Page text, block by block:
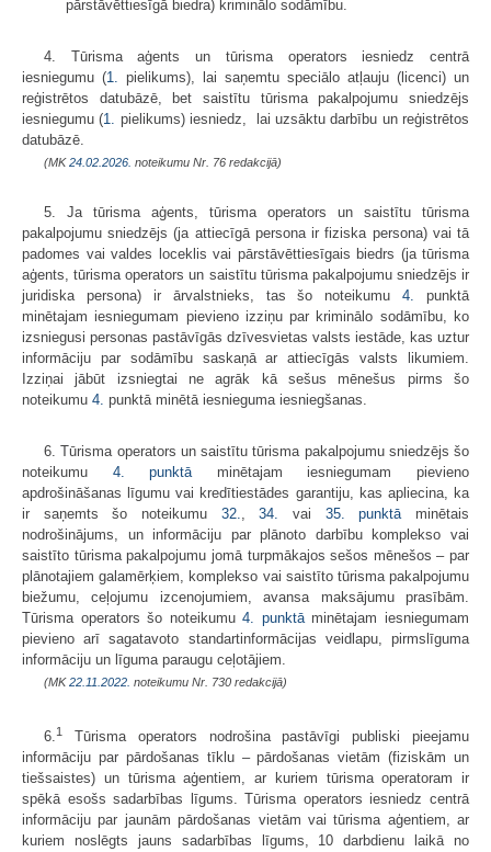
pārstāvēttiesīgā biedra) kriminālo sodāmību.
4. Tūrisma aģents un tūrisma operators iesniedz centrā
iesniegumu (1.
pielikums), lai saņemtu speciālo atļauju (licenci) un
reģistrētos datubāzē, bet saistītu tūrisma pakalpojumu sniedzējs
iesniegumu (1.
pielikums) iesniedz, lai uzsāktu darbību un reģistrētos
datubāzē.
(MK24.02.2026. noteikumu Nr. 76 redakcijā)
5. Ja tūrisma aģents, tūrisma operators un saistītu tūrisma
pakalpojumu sniedzējs (ja attiecīgā persona ir fiziska persona) vai tā
padomes vai valdes loceklis vai pārstāvēttiesīgais biedrs (ja tūrisma
aģents, tūrisma operators un saistītu tūrisma pakalpojumu sniedzējs ir
juridiska persona) ir ārvalstnieks, tas šo noteikumu4.
punktā
minētajam iesniegumam pievieno izziņu par kriminālo sodāmību, ko
izsniegusi personas pastāvīgās dzīvesvietas valsts iestāde, kas uztur
informāciju par sodāmību saskaņā ar attiecīgās valsts likumiem.
Izziņai jābūt izsniegtai ne agrāk kā sešus mēnešus pirms šo
noteikumu 4. punktā minētā iesnieguma iesniegšanas.
6. Tūrisma operators un saistītu tūrisma pakalpojumu sniedzējs šo
noteikumu 4. punktā minētajam iesniegumam pievieno
apdrošināšanas līgumu vai kredītiestādes garantiju, kas apliecina, ka
ir saņemts šo noteikumu 32. ,34. vai 35. punktā minētais
nodrošinājums, un informāciju par plānoto darbību komplekso vai
saistīto tūrisma pakalpojumu jomā turpmākajos sešos mēnešos – par
plānotajiem galamērķiem, komplekso vai saistīto tūrisma pakalpojumu
biežumu, ceļojumu izcenojumiem, avansa maksājumu prasībām.
Tūrisma operators šo noteikumu4. punktāminētajam iesniegumam
pievieno arī sagatavoto standartinformācijas veidlapu, pirmslīguma
informāciju un līguma paraugu ceļotājiem.
(MK22.11.2022. noteikumu Nr. 730 redakcijā)
6.1
Tūrisma operators nodrošina pastāvīgi publiski pieejamu
informāciju par pārdošanas tīklu – pārdošanas vietām (fiziskām un
tiešsaistes) un tūrisma aģentiem, ar kuriem tūrisma operatoram ir
spēkā esošs sadarbības līgums. Tūrisma operators iesniedz centrā
informāciju par jaunām pārdošanas vietām vai tūrisma aģentiem, ar
kuriem noslēgts jauns sadarbības līgums, 10 darbdienu laikā no